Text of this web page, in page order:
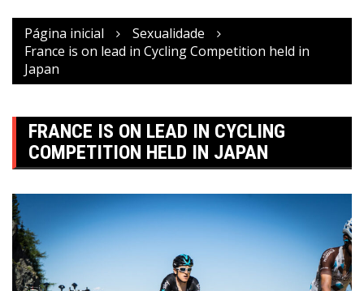
Página inicial
Sexualidade
France is on lead in Cycling Competition held in
Japan
FRANCE IS ON LEAD IN CYCLING
COMPETITION HELD IN JAPAN